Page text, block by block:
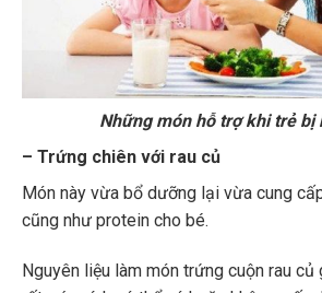
Những món hỗ trợ khi trẻ bị
– Trứng chiên với rau củ
Món này vừa bổ dưỡng lại vừa cung
cũng như protein cho bé.
Nguyên liệu làm món trứng cuộn rau củ